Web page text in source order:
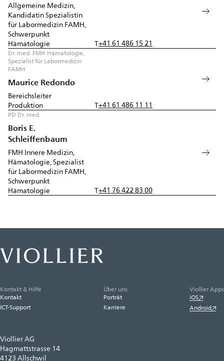
Allgemeine Medizin,
Kandidatin Spezialistin
für Labormedizin FAMH,
Schwerpunkt
Hämatologie
T+41 61 486 15 21
Dr. med. FMH Hämatologie,
Spezialist für Labormedizin
FAMH
Maurice Redondo
Bereichsleiter
Produktion
T+41 61 486 11 11
PD Dr. med.
Boris E.
Schleiffenbaum
FMH Innere Medizin,
Hämatologie, Spezialist
für Labormedizin FAMH,
Schwerpunkt
Hämatologie
T+41 76 422 83 00
Viollier AG
Hagmattstrasse 14
4123 Allschwil
Kontakt & Hilfe
Kontakt
ICT-Support
Über uns
Porträt
Karriere
Viollier Apps
iOS
Android